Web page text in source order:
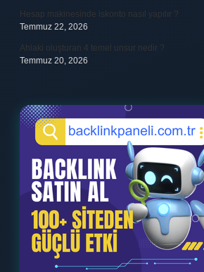
Hesap makinesinde iskonto nasıl yapılır ?
Temmuz 22, 2026
Ahlaki oluşturan 4 temel unsur nedir ?
Temmuz 20, 2026